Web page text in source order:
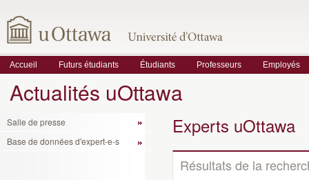
Accueil Futurs étudiants Étudiants Professeurs Employés
Actualités uOttawa
Salle de presse
Base de données d'expert-e-s
Experts uOttawa
Résultats de la